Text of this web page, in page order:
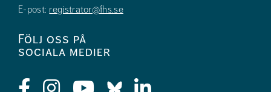
E-post: registrator@fhs.se
Följ oss på
sociala medier